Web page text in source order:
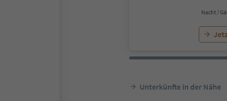
Nacht /
Unterkünfte in der Nähe